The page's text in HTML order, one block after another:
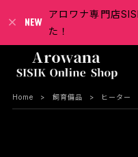
アロワナ専門店
た！
Home 飼育備品 ヒーター